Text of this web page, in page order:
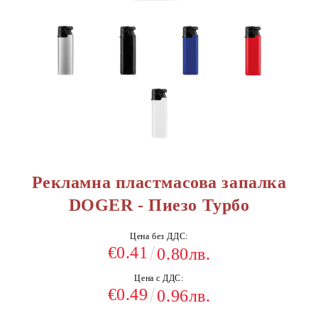
Рекламна пластмасова запалка
DOGER - Пиезо Турбо
Цена без ДДС:
€0.41 0.80лв.
Цена с ДДС:
€0.49 0.96лв.